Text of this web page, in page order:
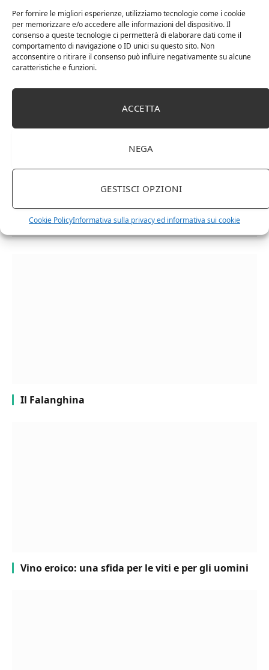
Per fornire le migliori esperienze, utilizziamo tecnologie come i cookie
per memorizzare e/o accedere alle informazioni del dispositivo. Il
consenso a queste tecnologie ci permetterà di elaborare dati come il
comportamento di navigazione o ID unici su questo sito. Non
acconsentire o ritirare il consenso può influire negativamente su alcune
caratteristiche e funzioni.
ACCETTA
NEGA
GESTISCI OPZIONI
Cookie PolicyInformativa sulla privacy ed informativa sui cookie
Vermentino a bacca nera come lo storico antenato
del Vermentino a bacca bianca. La gradazione alcolica
minima di un Vermentino va dai 12° ai 13°, va servito
freddo ad una temperatura di 10°-12° e va stappato
corsica.sardegna Liguria. Vermentino
Twitter Pinterest
RELATEDPOSTS
Il Falanghina
Vino eroico: una sfida per le viti e per gli uomini